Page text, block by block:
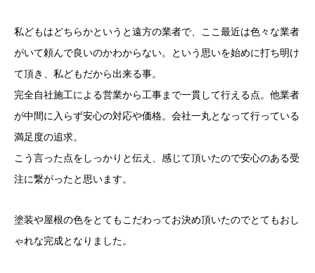
私どもはどちらかというと遠方の業者で、ここ最近は色々な業者
がいて頼んで良いのかわからない。という思いを始めに打ち明け
て頂き、私どもだから出来る事。
完全自社施工による営業から工事まで一貫して行える点。他業者
が中間に入らず安心の対応や価格。会社一丸となって行っている
満足度の追求。
こう言った点をしっかりと伝え、感じて頂いたので安心のある受
注に繋がったと思います。
塗装や屋根の色をとてもこだわってお決め頂いたのでとてもおし
ゃれな完成となりました。